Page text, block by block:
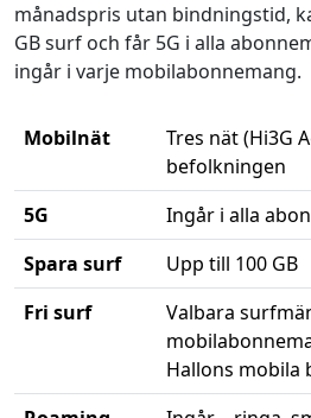
månadspris utan bindningstid,
GB surf och får 5G i alla
ingår i varje mobilabonnemang.
Mobilnät
Tres nät (Hi3G
befolkningen
5G
Ingår i alla
Spara surf
Upp till 100 GB
Fri surf
Valbara
Hallons mobila